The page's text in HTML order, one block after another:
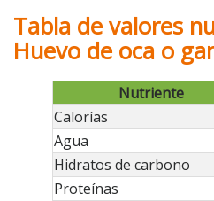
Tabla de valores
Huevo de oca o
Nutriente
Calorías
Agua
Hidratos de carbono
Proteínas